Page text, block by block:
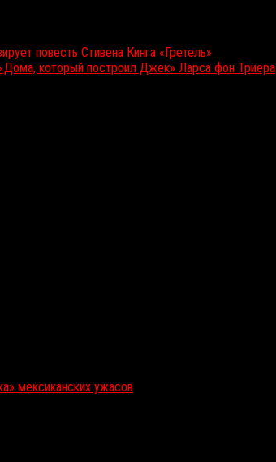
повесть Стивена Кинга «Гретель»
который построил Джек» Ларса фон Триера
мексиканских ужасов